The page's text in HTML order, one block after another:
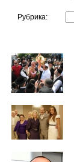
Рубрика: